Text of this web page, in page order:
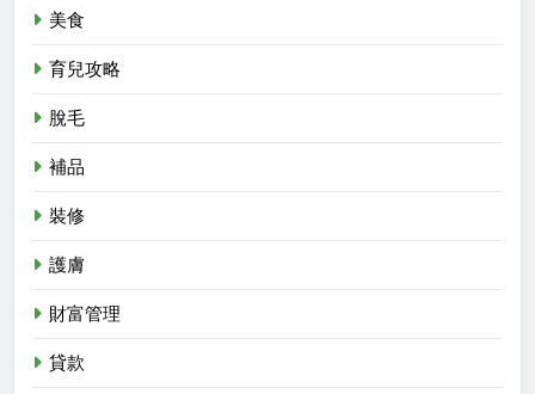
美食
育兒攻略
脫毛
補品
裝修
護膚
財富管理
貸款